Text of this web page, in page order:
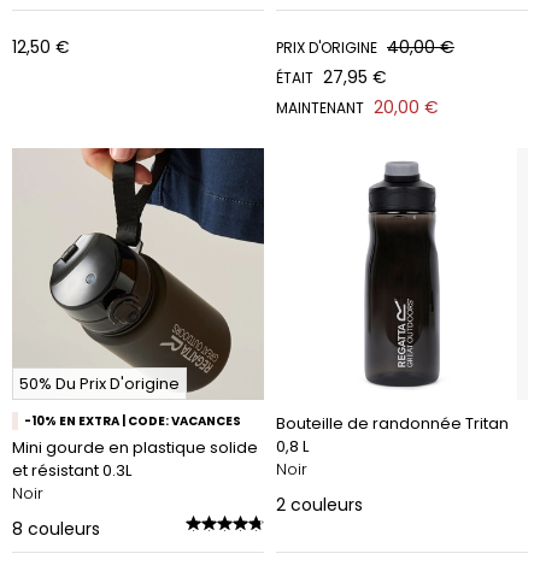
12,50 € PRIX D'ORIGINE 40,00 €
ÉTAIT 27,95 €
MAINTENANT 20,00 €
50% Du Prix D'origine
-10% EN EXTRA | CODE: VACANCES
Mini gourde en plastique solide
et résistant 0.3L
Noir
8 couleurs
Bouteille de randonnée Tritan
0,8 L
Noir
2 couleurs